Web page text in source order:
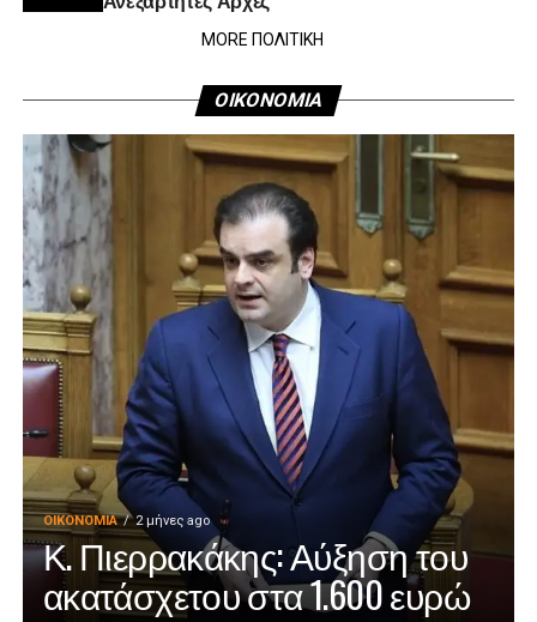
MORE ΠΟΛΙΤΙΚΗ
ΟΙΚΟΝΟΜΙΑ
ΟΙΚΟΝΟΜΊΑ 2 μήνες ago
Κ. Πιερρακάκης: Αύξηση του
ακατάσχετου στα 1.600 ευρώ